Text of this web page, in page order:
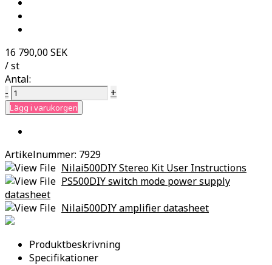
16 790,00 SEK
/ st
Antal:
-
+
Lägg i varukorgen
Artikelnummer: 7929
Nilai500DIY Stereo Kit User Instructions
PS500DIY switch mode power supply
datasheet
Nilai500DIY amplifier datasheet
Produktbeskrivning
Specifikationer